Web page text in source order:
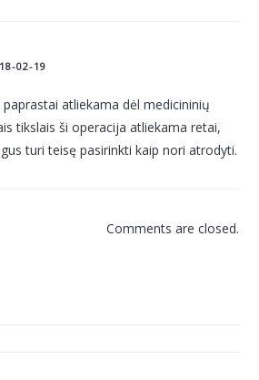
02-19
atliekama dėl medicininių
tikslais ši operacija atliekama retai,
turi teisę pasirinkti kaip nori atrodyti.
Comments are closed.